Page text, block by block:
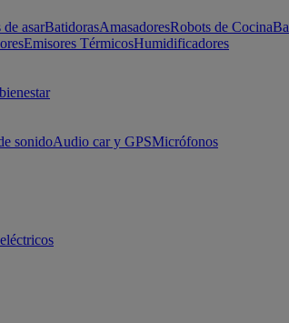
de asarBatidorasAmasadoresRobots de Cocina
Emisores TérmicosHumidificadores
sonidoAudio car y GPSMicrófonos